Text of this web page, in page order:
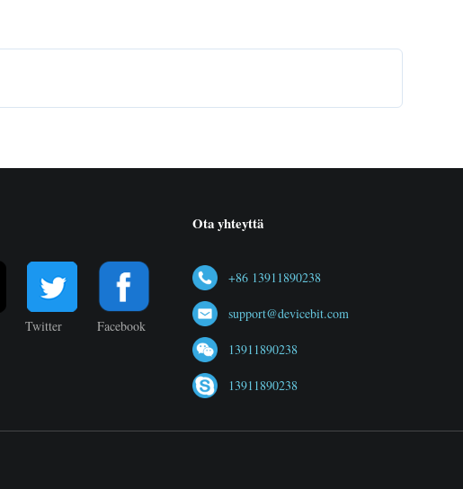
Twitter Facebook
Ota yhteyttä
+86 13911890238
support@devicebit.com
13911890238
13911890238